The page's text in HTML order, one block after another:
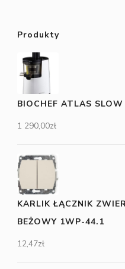
Produkty
BIOCHEF ATLAS SLOW
1 290,00zł
KARLIK ŁĄCZNIK
BEŻOWY 1WP-44.1
12,47zł